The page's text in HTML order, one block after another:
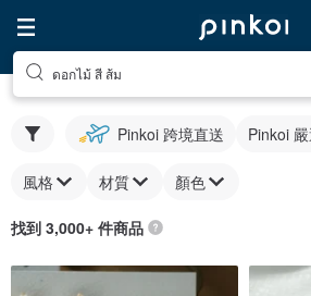
ดอกไม้ สี ส้ม
Pinkoi 跨境直送 Pinkoi
風格 材質 顏色
找到 3,000+ 件商品